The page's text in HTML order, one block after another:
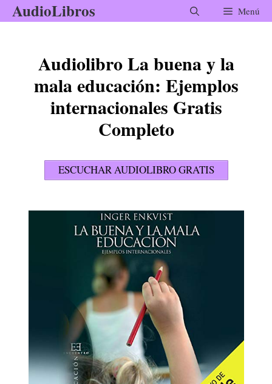
Saltar
al
AudioLibros Menú
Audiolibro La buena y la
mala educación: Ejemplos
internacionales Gratis
Completo
ESCUCHAR AUDIOLIBRO GRATIS